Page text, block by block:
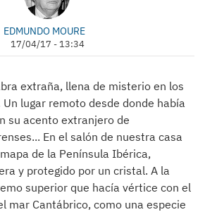
EDMUNDO MOURE
17/04/17 - 13:34
extraña, llena de misterio en los
lugar remoto desde donde había
su acento extranjero de
En el salón de nuestra casa
de la Península Ibérica,
y protegido por un cristal. A la
superior que hacía vértice con el
mar Cantábrico, como una especie